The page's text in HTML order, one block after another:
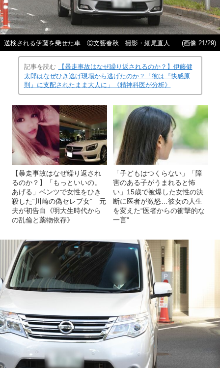
送検される伊藤を乗せた車 Ⓒ文藝春秋 撮影・細尾直人 (画像 21/29)
記事を読む
【暴走事故はなぜ繰り返されるのか？】伊藤健
太郎はなぜひき逃げ現場から逃げたのか？「彼は『快感原
則』に支配されたまま大人に」《精神科医が分析》
【暴走事故はなぜ繰り返され
るのか？】「もっといいの。
あげる」ベンツで女性をひき
殺した“川崎の偽セレブ女” 元
夫が初告白《明大生時代から
の乱倫と薬物依存》
「子どもはつくらない」「障
害のある子がうまれると怖
い」15歳で被爆した女性の決
断に医者が激怒…彼女の人生
を変えた“医者からの衝撃的な
一言”